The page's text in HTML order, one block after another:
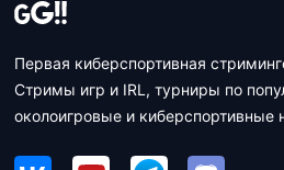
Первая киберспортивная
Стримы игр и IRL, турниры по
околоигровые и киберспортивные